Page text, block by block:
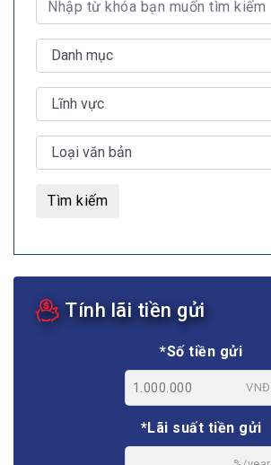
Tìm kiếm
Tính lãi tiền gửi
*Số tiền gửi
VNĐ
*Lãi suất tiền gửi